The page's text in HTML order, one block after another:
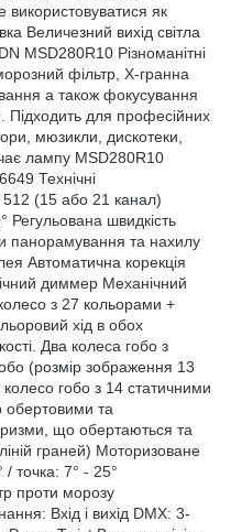
як
Величезний вихід світла
MSD280R10 Різноманітні
фільтр, X-гранна
а також фокусування
Підходить для професійних
мюзикли, дискотеки,
лампу MSD280R10
Технічні
512 (15 або 21 канал)
швидкість
панорамування та нахилу
Автоматична корекція
диммер Механічний
з 27 кольорами +
хід в обох
Два колеса гобо з
(розмір зображення 13
гобо з 14 статичними
обертовими та
що обертаються та
граней) Моторизоване
точка: 7° - 25°
проти морозу
Вхід і вихід DMX: 3-